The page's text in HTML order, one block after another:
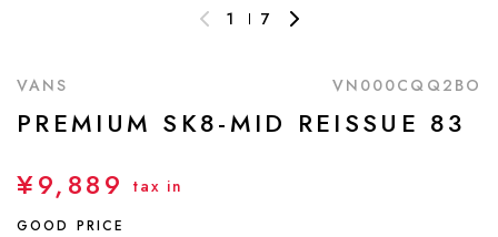
1 7
VANS VN000CQQ2BO
PREMIUM SK8-MID REISSUE 83
¥9,889 tax in
GOOD PRICE